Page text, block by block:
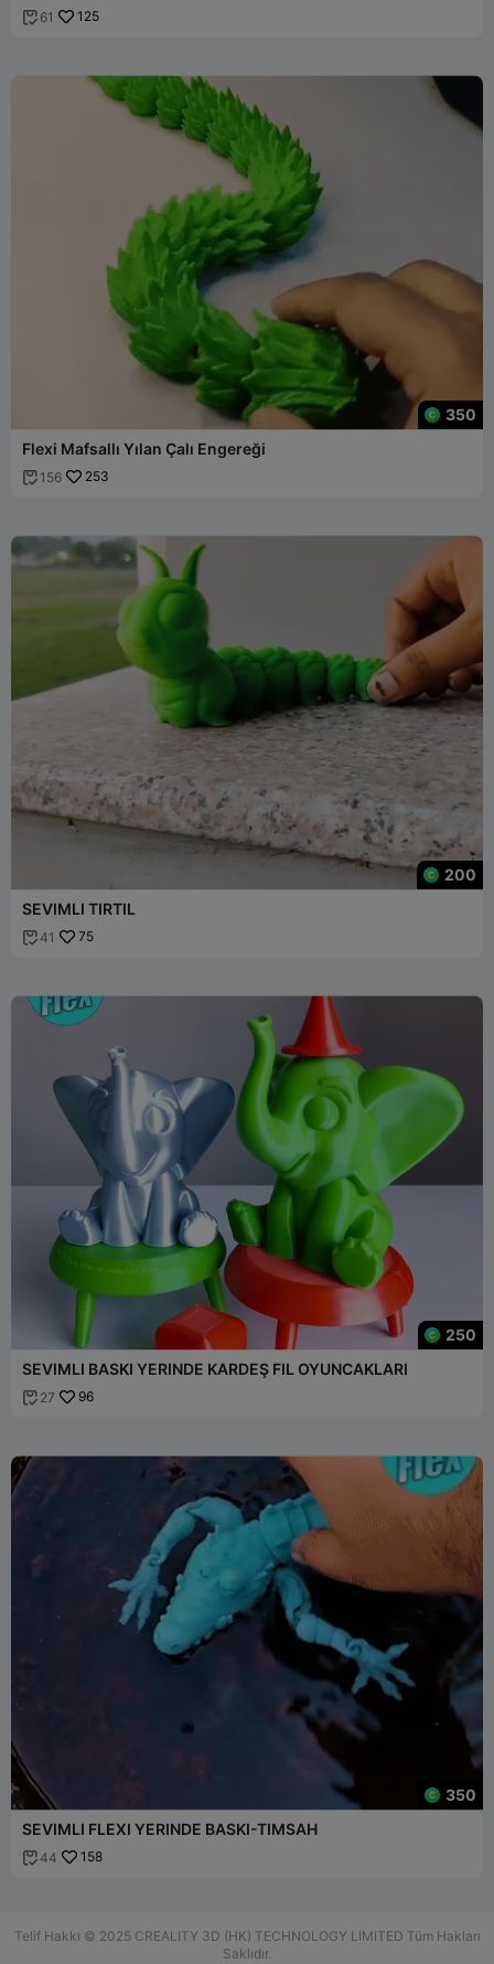
 61 125
350
Flexi Mafsallı Yılan Çalı Engereği
 156 253
200
SEVIMLI TIRTIL
 41 75
250
SEVIMLI BASKI YERINDE KARDEŞ FIL OYUNCAKLARI
 27 96
350
SEVIMLI FLEXI YERINDE BASKI-TIMSAH
 44 158
Telif Hakkı © 2025 CREALITY 3D (HK) TECHNOLOGY LIMITED Tüm Hakları
Saklıdır.